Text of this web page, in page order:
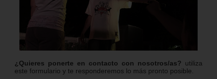
¿Quieres ponerte en contacto con nosotros/as? utiliza
este formulario y te responderemos lo más pronto posible.